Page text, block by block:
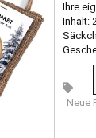
Ihre
Inhalt:
Neue